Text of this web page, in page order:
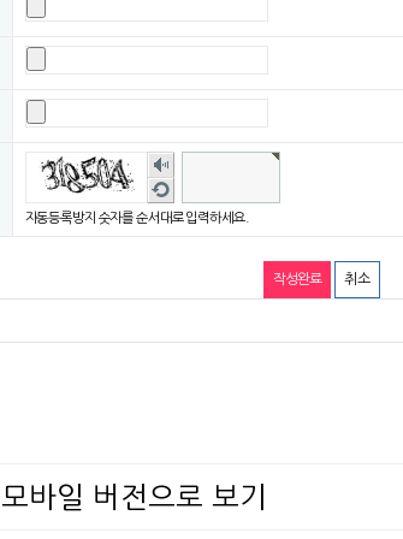
숫자
음성
듣기
새로
고침
자동등록방지 숫자를 순서대로 입력하세요.
취소
모바일 버전으로 보기